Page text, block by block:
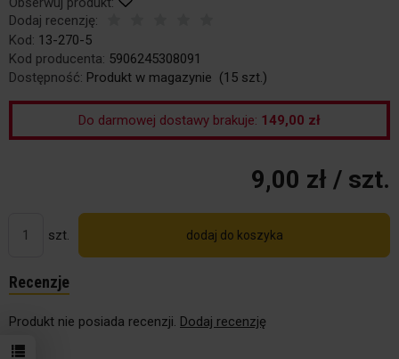
Dodaj recenzję:
Kod: 13-270-5
Kod producenta: 5906245308091
Dostępność: Produkt w magazynie (15 szt.)
Do darmowej dostawy brakuje: 149,00 zł
9,00 zł / szt.
szt. dodaj do koszyka
Recenzje
Produkt nie posiada recenzji. Dodaj recenzję